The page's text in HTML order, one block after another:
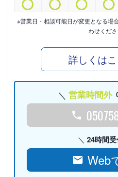
※営業日・相談可能日が変更となる場
わせくださ
詳しくは
営業時間外
24時間
Web